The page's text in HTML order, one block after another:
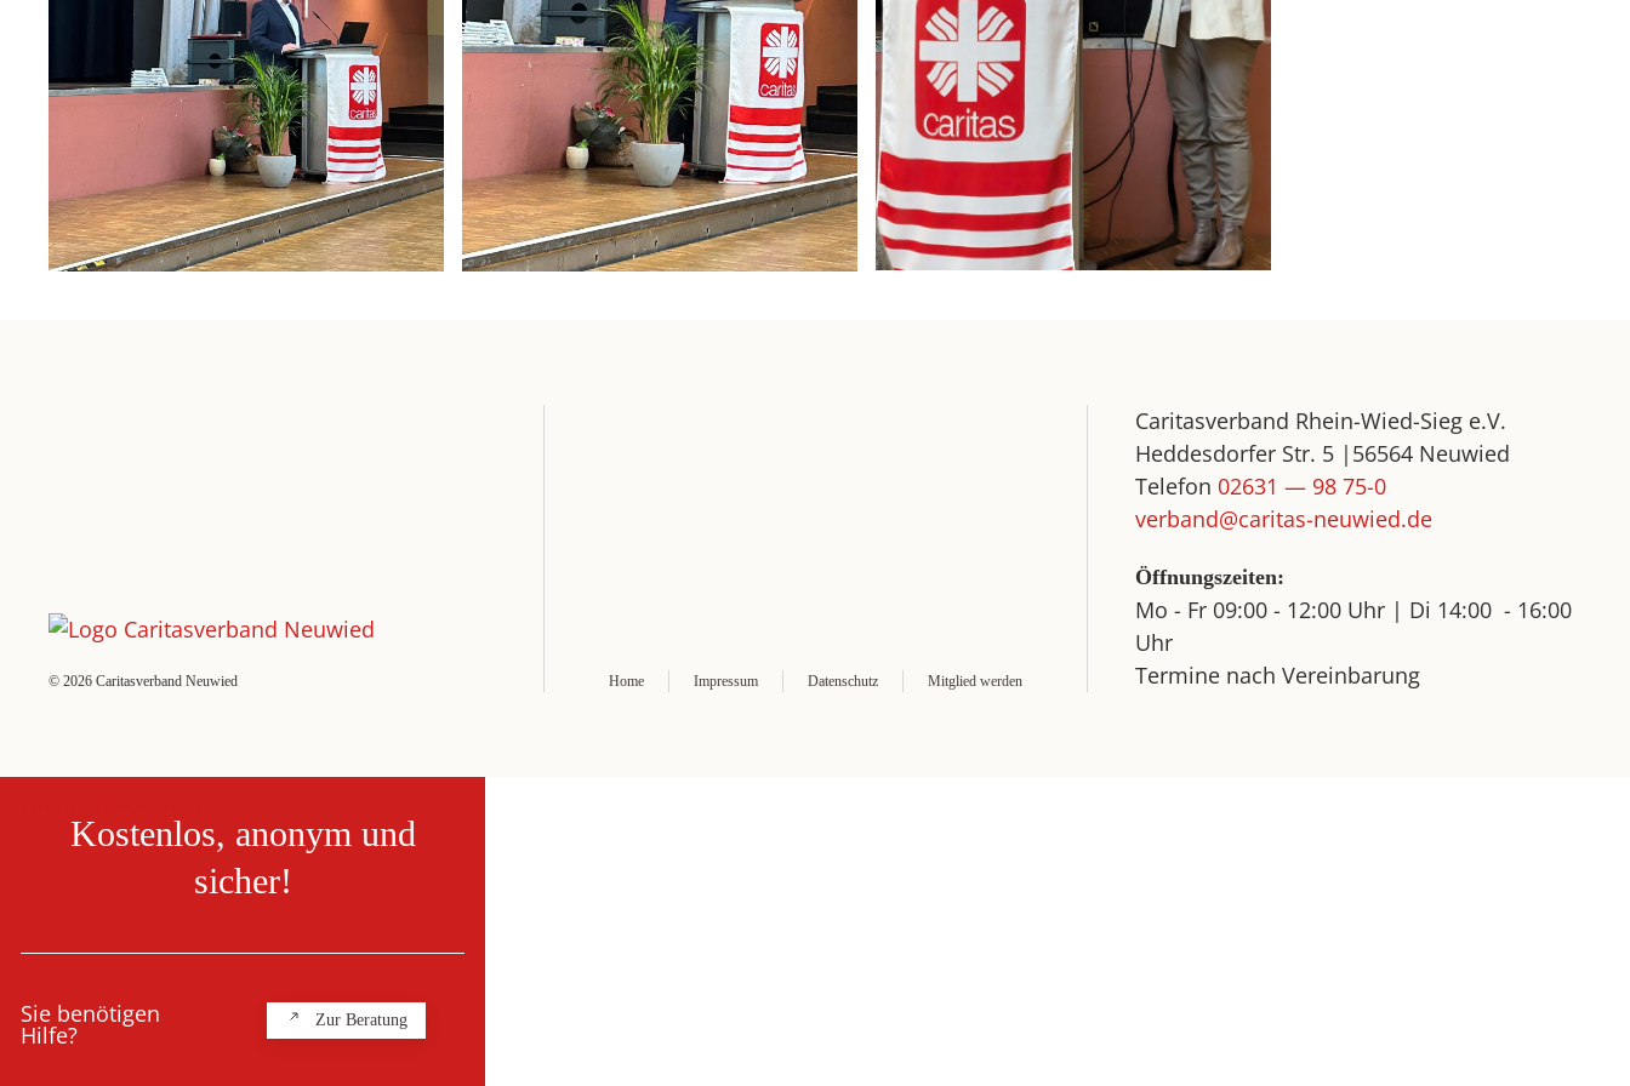
© 2026 Caritasverband Neuwied Home Impressum Datenschutz Mitglied werden
Caritasverband Rhein-Wied-Sieg e.V.
Heddesdorfer Str. 5 |56564 Neuwied
Telefon 02631 — 98 75-0
verband@caritas-neuwied.de
Öffnungszeiten:
Mo - Fr 09:00 - 12:00 Uhr | Di 14:00 - 16:00
Uhr
Termine nach Vereinbarung
Kostenlos, anonym und
sicher!
Sie benötigen
Hilfe?
Zur Beratung